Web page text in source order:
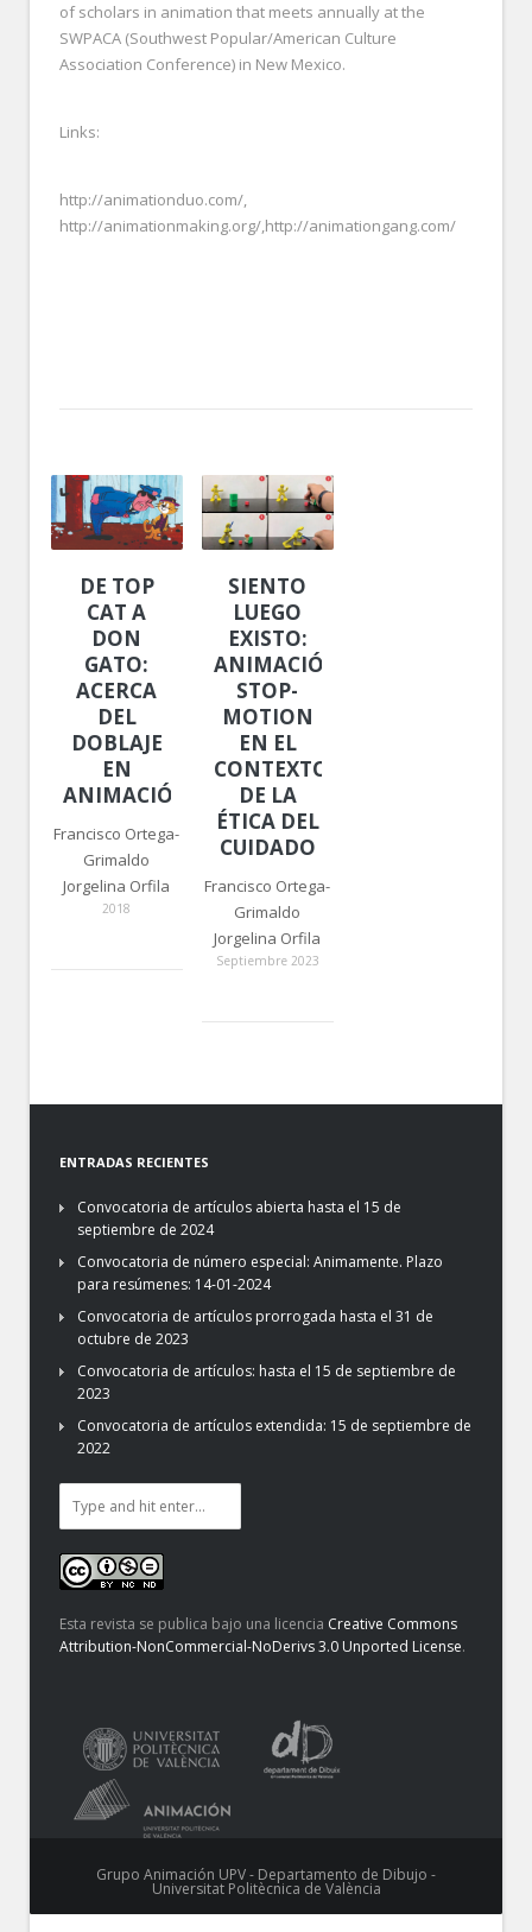
of scholars in animation that meets annually at the
SWPACA (Southwest Popular/American Culture
Association Conference) in New Mexico.
Links:
http://animationduo.com/,
http://animationmaking.org/,http://animationgang.com/
DE TOP
CAT A
DON
GATO:
ACERCA
DEL
DOBLAJE
EN
ANIMACIÓN
Francisco Ortega-
Grimaldo
Jorgelina Orfila
2018
SIENTO
LUEGO
EXISTO:
ANIMACIÓN
STOP-
MOTION
EN EL
CONTEXTO
DE LA
ÉTICA DEL
CUIDADO
Francisco Ortega-
Grimaldo
Jorgelina Orfila
Septiembre 2023
ENTRADAS RECIENTES
Convocatoria de artículos abierta hasta el 15 de
septiembre de 2024
Convocatoria de número especial: Animamente. Plazo
para resúmenes: 14-01-2024
Convocatoria de artículos prorrogada hasta el 31 de
octubre de 2023
Convocatoria de artículos: hasta el 15 de septiembre de
2023
Convocatoria de artículos extendida: 15 de septiembre de
2022
Esta revista se publica bajo una licencia Creative Commons
Attribution-NonCommercial-NoDerivs 3.0 Unported License.
Grupo Animación UPV - Departamento de Dibujo -
Universitat Politècnica de València